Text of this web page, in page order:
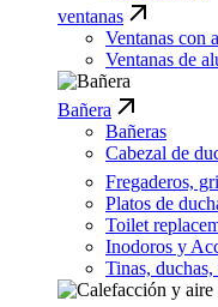
ventanas
Ventanas con
Ventanas de
Bañera
Bañeras
Cabezal de
Fregaderos,
Platos de
Toilet
Inodoros y
Tinas,